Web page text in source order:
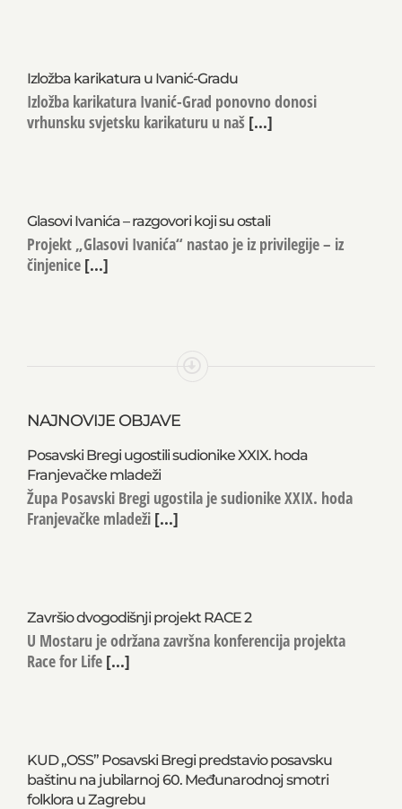
Izložba karikatura u Ivanić-Gradu
Izložba karikatura Ivanić-Grad ponovno donosi
vrhunsku svjetsku karikaturu u naš [...]
Glasovi Ivanića – razgovori koji su ostali
Projekt „Glasovi Ivanića“ nastao je iz privilegije – iz
činjenice [...]
NAJNOVIJE OBJAVE
Posavski Bregi ugostili sudionike XXIX. hoda
Franjevačke mladeži
Župa Posavski Bregi ugostila je sudionike XXIX. hoda
Franjevačke mladeži [...]
Završio dvogodišnji projekt RACE 2
U Mostaru je održana završna konferencija projekta
Race for Life [...]
KUD „OSS” Posavski Bregi predstavio posavsku
baštinu na jubilarnoj 60. Međunarodnoj smotri
folklora u Zagrebu